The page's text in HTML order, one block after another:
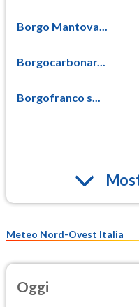
Borgo Mantova...
Borgocarbonar...
Borgofranco s...
Meteo Nord-Ovest Italia
Oggi